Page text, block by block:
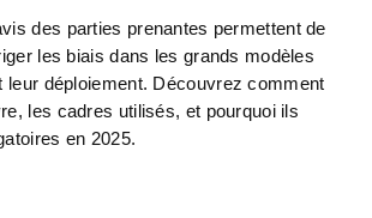
des parties prenantes permettent de
les biais dans les grands modèles
leur déploiement. Découvrez comment
les cadres utilisés, et pourquoi ils
en 2025.